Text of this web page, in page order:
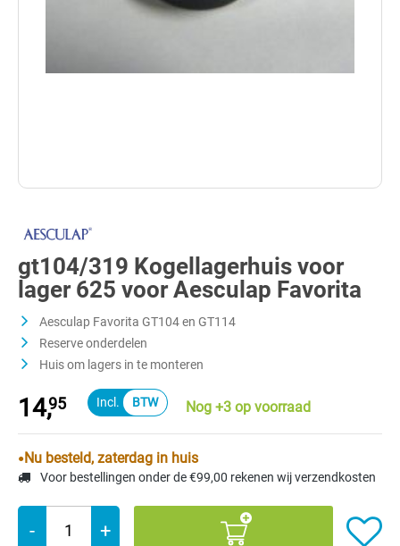
gt104/319 Kogellagerhuis voor
lager 625 voor Aesculap Favorita
Aesculap Favorita GT104 en GT114
Reserve onderdelen
Huis om lagers in te monteren
14,95 Nog +3 op voorraad
Nu besteld, zaterdag in huis
Voor bestellingen onder de €99,00 rekenen wij verzendkosten
- +